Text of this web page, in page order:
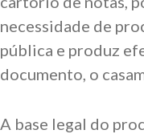
necessidade de
pública e produz
documento, o
A base legal do